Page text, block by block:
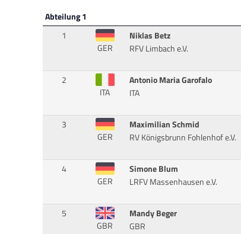
Abteilung 1
1
GER
Niklas Betz
RFV Limbach e.V.
2
ITA
Antonio Maria Garofalo
ITA
3
GER
Maximilian Schmid
RV Königsbrunn Fohlenhof e.V.
4
GER
Simone Blum
LRFV Massenhausen e.V.
5
GBR
Mandy Beger
GBR